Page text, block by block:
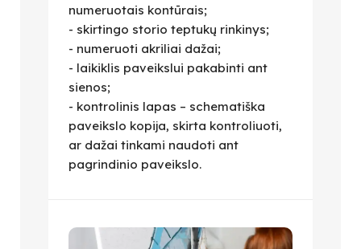
numeruotais kontūrais;
- skirtingo storio teptukų rinkinys;
- numeruoti akriliai dažai;
- laikiklis paveikslui pakabinti ant
sienos;
- kontrolinis lapas – schematiška
paveikslo kopija, skirta kontroliuoti,
ar dažai tinkami naudoti ant
pagrindinio paveikslo.